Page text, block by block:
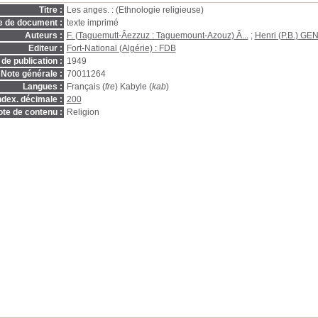
Titre :
Les anges. : (Ethnologie religieuse)
de document : texte imprimé
Auteurs :
F. (Taguemutt-Âezzuz : Taguemount-Azouz) Â...; Henri (P.B.)
Editeur :
Fort-National (Algérie) : FDB
publication : 1949
Note générale : 70011264
Langues :
Français (fre) Kabyle (kab)
décimale : 200
de contenu :
Religion